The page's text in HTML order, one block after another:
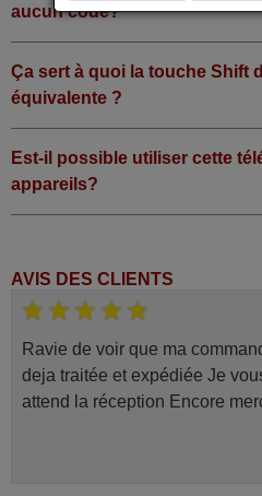
aucun code?
Ça sert à quoi la touche Shift
équivalente ?
Est-il possible utiliser cette
appareils?
AVIS DES CLIENTS
Ravie de voir que ma
deja traitée et expédiée Je
attend la réception Encore